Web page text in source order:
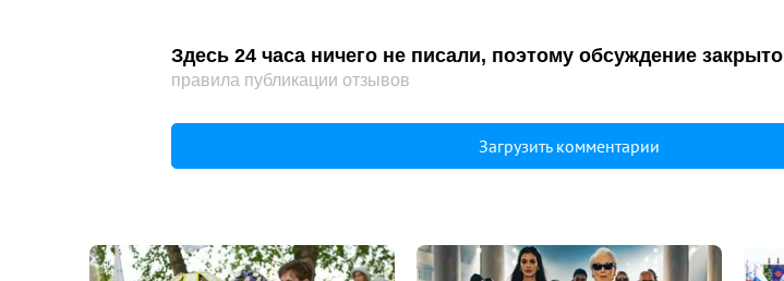
Здесь 24 часа ничего не писали, поэтому обсуждение закрыто
правила публикации отзывов
Загрузить комментарии